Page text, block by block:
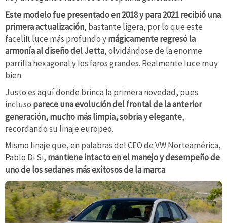
Este modelo fue presentado en 2018 y para 2021 recibió una
primera actualización, bastante ligera, por lo que este
facelift luce más profundo ymágicamente regresó la
armonía al diseño del Jetta, olvidándose de la enorme
parrilla hexagonal y los faros grandes. Realmente luce muy
bien.
Justo es aquí donde brinca la primera novedad, pues
incluso parece una evolución del frontal de la anterior
generación, mucho más limpia, sobria y elegante,
recordando su linaje europeo.
Mismo linaje que, en palabras del CEO de VW Norteamérica,
Pablo Di Si, mantiene intacto en el manejo y desempeño de
uno de los sedanes más exitosos de la marca.